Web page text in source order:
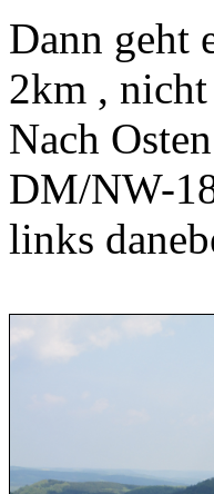
Dann geht
2km , nicht
Nach
DM/NW-
links